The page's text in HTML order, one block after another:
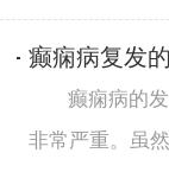
癫痫病复发
癫痫病的
非常严重。虽